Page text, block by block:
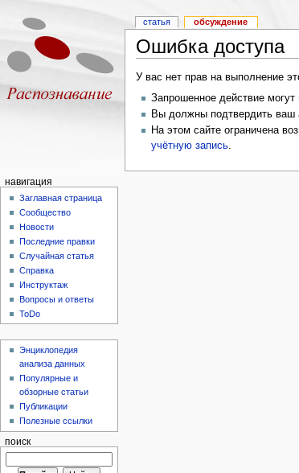
Ошибка доступа
У вас нет прав на выполнение
Запрошенное действие могут
Вы должны подтвердить ваш
На этом сайте ограничена
учётную запись.
статья обсуждение
навигация
Заглавная страница
Сообщество
Новости
Последние правки
Случайная статья
Справка
Инструктаж
Вопросы и ответы
ToDo
Энциклопедия
анализа данных
Популярные и
обзорные статьи
Публикации
Полезные ссылки
поиск